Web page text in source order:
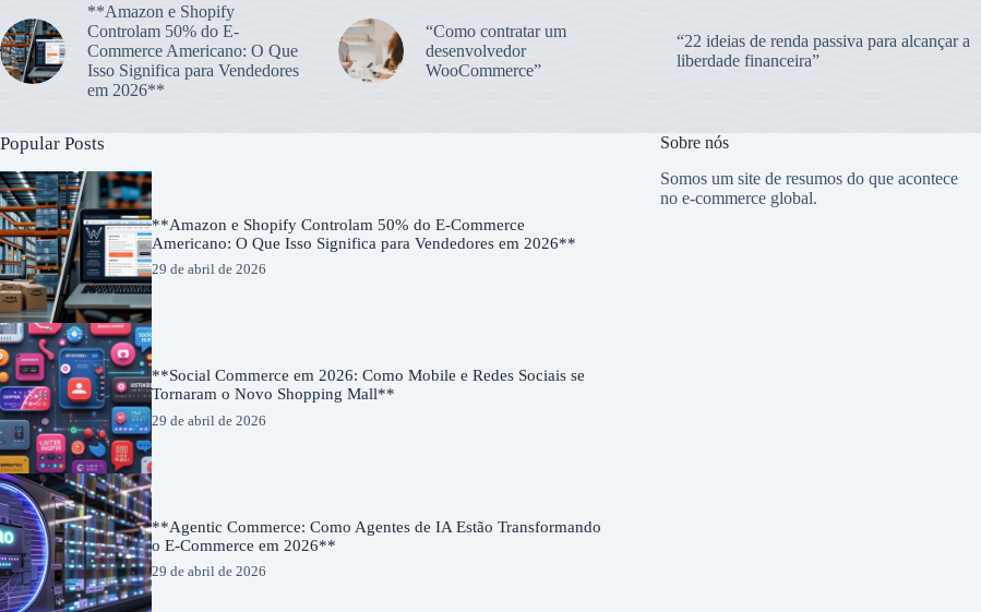
**Amazon e Shopify
Controlam 50% do E-
Commerce Americano: O Que
Isso Significa para Vendedores
em 2026**
“Como contratar um
desenvolvedor
WooCommerce”
“22 ideias de renda passiva para alcançar a
liberdade financeira”
Popular Posts
**Amazon e Shopify Controlam 50% do E-Commerce
Americano: O Que Isso Significa para Vendedores em 2026**
29 de abril de 2026
**Social Commerce em 2026: Como Mobile e Redes Sociais se
Tornaram o Novo Shopping Mall**
29 de abril de 2026
**Agentic Commerce: Como Agentes de IA Estão Transformando
o E-Commerce em 2026**
29 de abril de 2026
Sobre nós
Somos um site de resumos do que acontece
no e-commerce global.